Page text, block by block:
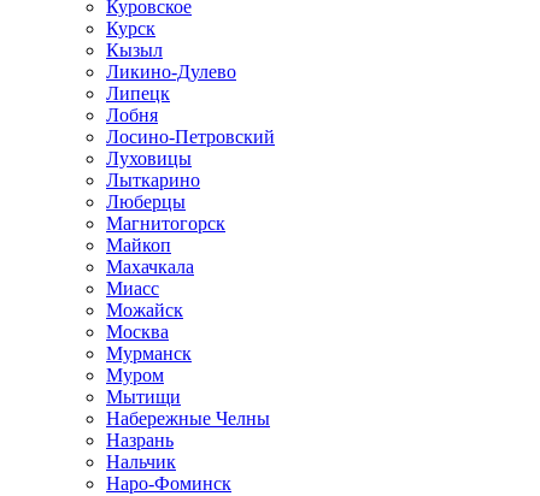
Куровское
Курск
Кызыл
Ликино-Дулево
Липецк
Лобня
Лосино-Петровский
Луховицы
Лыткарино
Люберцы
Магнитогорск
Майкоп
Махачкала
Миасс
Можайск
Москва
Мурманск
Муром
Мытищи
Набережные Челны
Назрань
Нальчик
Наро-Фоминск